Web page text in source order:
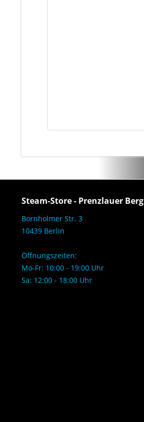
Steam-Store - Prenzlauer Berg
Bornholmer Str. 3
10439 Berlin
Öffnungszeiten:
Mo-Fr: 10:00 - 19:00 Uhr
Sa: 12:00 - 18:00 Uhr